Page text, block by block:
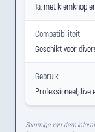
Ja, met klemknop
Compatibiliteit
Geschikt voor
Gebruik
Professioneel, live
Sommige van deze